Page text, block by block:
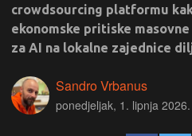
crowdsourcing platformu
ekonomske pritiske
za AI na lokalne zajednice
Sandro Vrbanus
ponedjeljak, 1. lipnja